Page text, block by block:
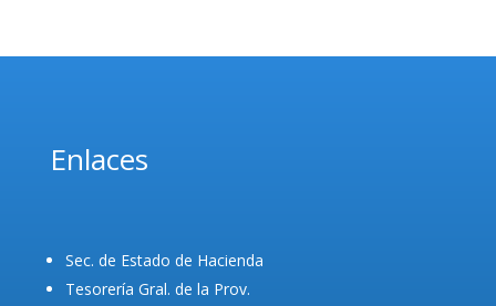
Enlaces
Sec. de Estado de Hacienda
Tesorería Gral. de la Prov.